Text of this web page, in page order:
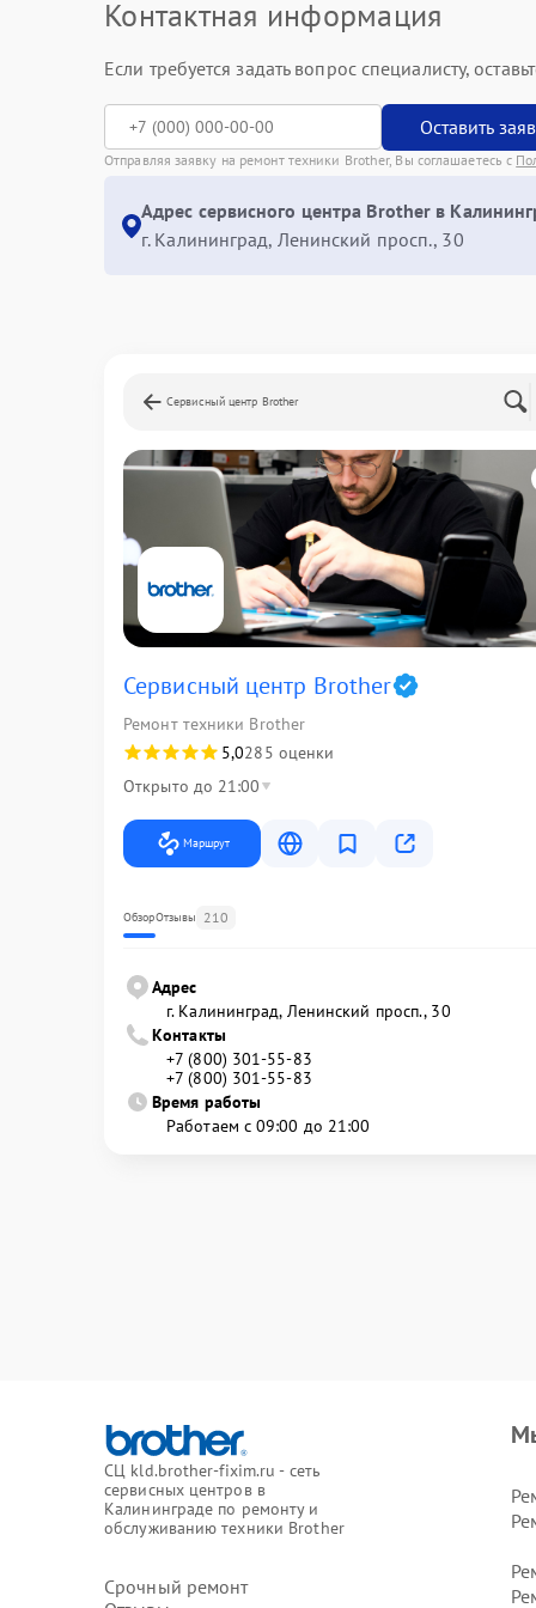
Контактная информация
Если требуется задать вопрос специалисту,
Оставить
Отправляя заявку на ремонт техники Brother, Вы соглашаетесь с
Адрес сервисного центра Brother в
г. Калининград, Ленинский просп., 30
Сервисный центр Brother
Сервисный центр Brother
Ремонт техники Brother
5,0285 оценки
Открыто до 21:00
Маршрут
ОбзорОтзывы 210
Адрес
г. Калининград, Ленинский просп., 30
Контакты
+7 (800) 301-55-83
+7 (800) 301-55-83
Время работы
Работаем с 09:00 до 21:00
СЦ kld.brother-fixim.ru - сеть
сервисных центров в
Калининграде по ремонту и
обслуживанию техники Brother
Срочный ремонт